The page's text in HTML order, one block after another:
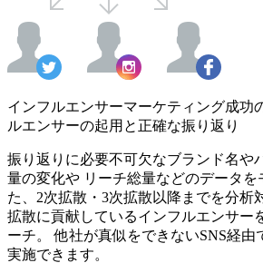
インフルエンサーマーケティング成功
ルエンサーの起用と正確な振り返り
振り返りに必要不可欠なブランド名や
量の変化や リーチ総量などのデータを
た、2次拡散・3次拡散以降までを分析
拡散に貢献しているインフルエンサー
ーチ。 他社が真似をできないSNS経由
実施できます。